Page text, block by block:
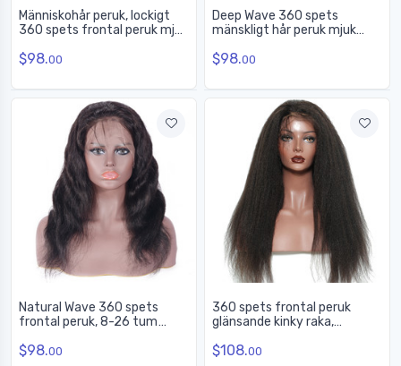
Människohår peruk, lockigt
360 spets frontal peruk mjuk
$98.00
Deep Wave 360 spets
mänskligt hår peruk mjuk
spets frontal peruk
$98.00
Natural Wave 360 spets
frontal peruk, 8-26 tum
$98.00
360 spets frontal peruk
glänsande kinky raka,
peruker 10-28 tum
$108.00